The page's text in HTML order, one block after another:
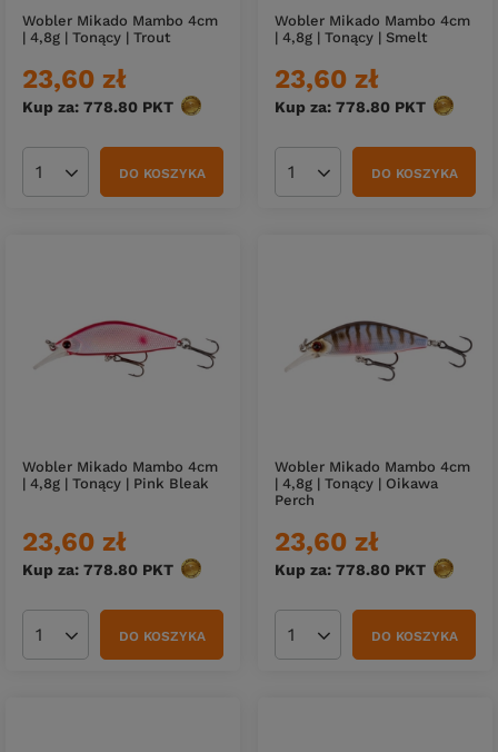
Wobler Mikado Mambo 4cm
| 4,8g | Tonący | Trout
23,60 zł
Kup za: 778.80 PKT punktów
Ilość produktówDO KOSZYKA
Wobler Mikado Mambo 4cm
| 4,8g | Tonący | Smelt
23,60 zł
Kup za: 778.80 PKT punktów
Ilość produktówDO KOSZYKA
Wobler Mikado Mambo 4cm
| 4,8g | Tonący | Pink Bleak
23,60 zł
Kup za: 778.80 PKT punktów
Ilość produktówDO KOSZYKA
Wobler Mikado Mambo 4cm
| 4,8g | Tonący | Oikawa
Perch
23,60 zł
Kup za: 778.80 PKT punktów
Ilość produktówDO KOSZYKA